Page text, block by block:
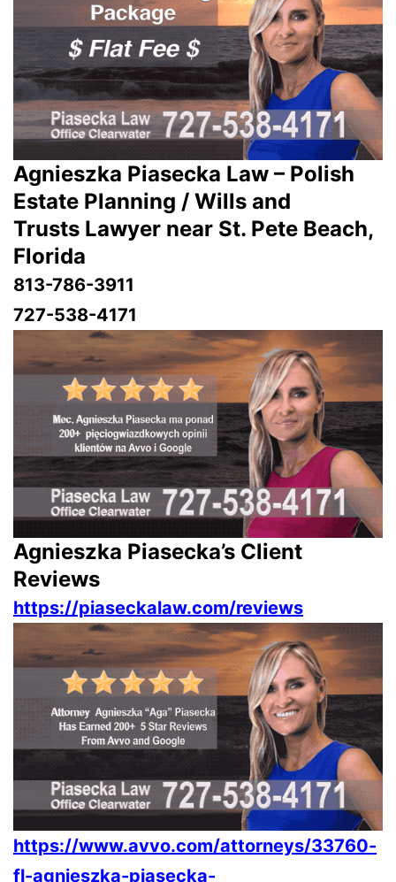
Agnieszka Piasecka Law – Polish
Estate Planning / Wills and
Trusts Lawyer near St. Pete Beach,
Florida
813-786-3911
727-538-4171
Agnieszka Piasecka’s Client
Reviews
https://piaseckalaw.com/reviews
https://www.avvo.com/attorneys/33760-
fl-agnieszka-piasecka-